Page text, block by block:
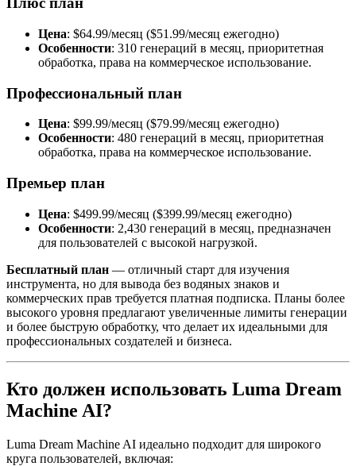
Цена: $64.99/месяц ($51.99/месяц ежегодно)
Особенности: 310 генераций в месяц, приоритетная
обработка, права на коммерческое использование.
Профессиональный план
Цена: $99.99/месяц ($79.99/месяц ежегодно)
Особенности: 480 генераций в месяц, приоритетная
обработка, права на коммерческое использование.
Премьер план
Цена: $499.99/месяц ($399.99/месяц ежегодно)
Особенности: 2,430 генераций в месяц, предназначен
для пользователей с высокой нагрузкой.
Бесплатный план — отличный старт для изучения
инструмента, но для вывода без водяных знаков и
коммерческих прав требуется платная подписка. Планы более
высокого уровня предлагают увеличенные лимиты генерации
и более быструю обработку, что делает их идеальными для
профессиональных создателей и бизнеса.
Кто должен использовать Luma Dream
Machine AI?
Luma Dream Machine AI идеально подходит для широкого
круга пользователей, включая: